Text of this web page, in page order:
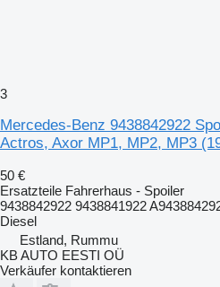
3
Mercedes-Benz 9438842922
Actros, Axor MP1, MP2, MP3
50 €
Ersatzteile Fahrerhaus - Spoiler
9438842922 9438841922
Diesel
Estland, Rummu
KB AUTO EESTI OÜ
Verkäufer kontaktieren